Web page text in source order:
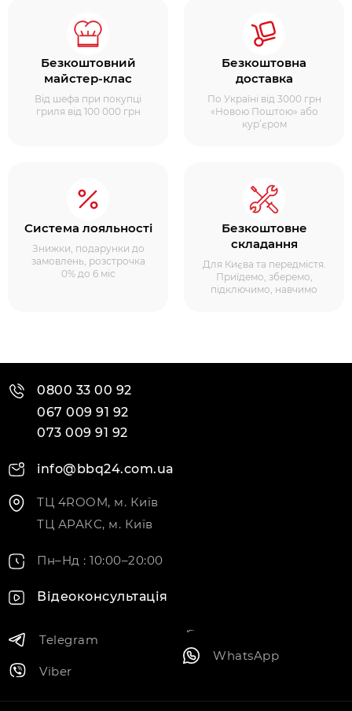
Безкоштовний
майстер-клас
Від шефа при покупці
гриля від 100 000 грн
Безкоштовна
доставка
По Україні від 3000 грн
«Новою Поштою» або
кур’єром
Система лояльності
Знижки, подарунки до
замовлень, розстрочка
0% до 6 міс
Безкоштовне
складання
Для Києва та передмістя.
Приїдемо, зберемо,
підключимо, навчимо
0800 33 00 92
067 009 91 92
073 009 91 92
info@bbq24.com.ua
ТЦ 4ROOM, м. Київ
ТЦ АРАКС, м. Київ
Пн–Нд : 10:00–20:00
Відеоконсультація
Telegram
Viber
WhatsApp